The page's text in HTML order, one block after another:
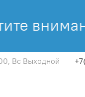
Вс Выходной